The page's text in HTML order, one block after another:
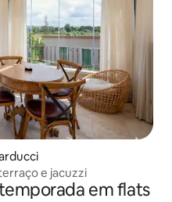
e jacuzzi
em flats